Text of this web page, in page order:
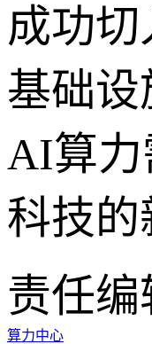
成功
基础
AI算力
科技的
责任编
算力中心